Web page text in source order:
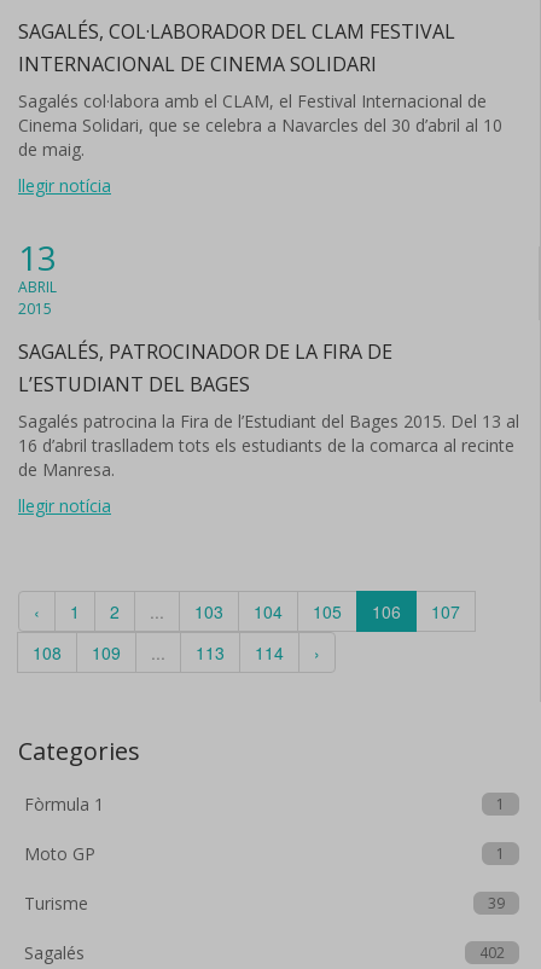
SAGALÉS, COL·LABORADOR DEL CLAM FESTIVAL
INTERNACIONAL DE CINEMA SOLIDARI
Sagalés col·labora amb el CLAM, el Festival Internacional de
Cinema Solidari, que se celebra a Navarcles del 30 d’abril al 10
de maig.
llegir notícia
13
ABRIL
2015
SAGALÉS, PATROCINADOR DE LA FIRA DE
L’ESTUDIANT DEL BAGES
Sagalés patrocina la Fira de l’Estudiant del Bages 2015. Del 13 al
16 d’abril traslladem tots els estudiants de la comarca al recinte
de Manresa.
llegir notícia
‹ 1 2 ... 103 104 105 106
107
108
109 ... 113 114 ›
Categories
Fòrmula 1 1
Moto GP 1
Turisme 39
Sagalés 402